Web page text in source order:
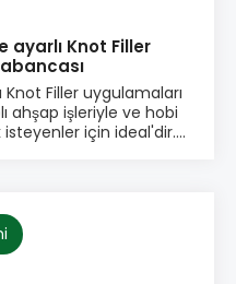
ayarlı Knot Filler
Filler uygulamaları
ahşap işleriyle ve hobi
için ideal'dir.
sadece kapatın. Güç
ışığı, tabancanın açık
böylece artırılmış